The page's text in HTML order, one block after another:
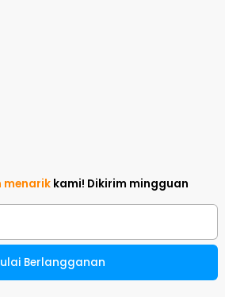
menarik kami! Dikirim mingguan
Berlangganan